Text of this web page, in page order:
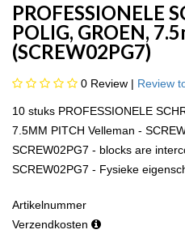
PROFESSIONELE
POLIG, GROEN,
(SCREW02PG7)
0 Review | Review
10 stuks PROFESSIONELE
7.5MM PITCH Velleman -
SCREW02PG7 - blocks are
SCREW02PG7 - Fysieke
Artikelnummer
Verzendkosten